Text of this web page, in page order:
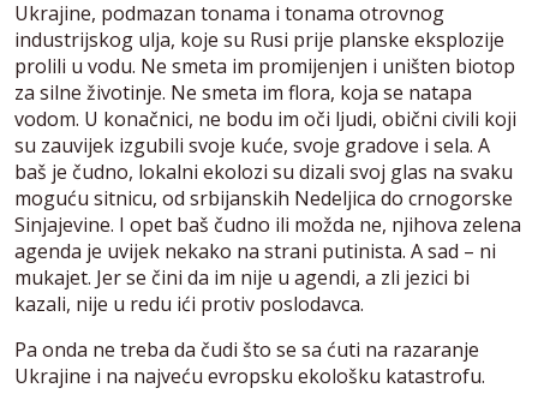
Ukrajine, podmazan tonama i tonama otrovnog
industrijskog ulja, koje su Rusi prije planske eksplozije
prolili u vodu. Ne smeta im promijenjen i uništen biotop
za silne životinje. Ne smeta im flora, koja se natapa
vodom. U konačnici, ne bodu im oči ljudi, obični civili koji
su zauvijek izgubili svoje kuće, svoje gradove i sela. A
baš je čudno, lokalni ekolozi su dizali svoj glas na svaku
moguću sitnicu, od srbijanskih Nedeljica do crnogorske
Sinjajevine. I opet baš čudno ili možda ne, njihova zelena
agenda je uvijek nekako na strani putinista. A sad – ni
mukajet. Jer se čini da im nije u agendi, a zli jezici bi
kazali, nije u redu ići protiv poslodavca.
Pa onda ne treba da čudi što se sa ćuti na razaranje
Ukrajine i na najveću evropsku ekološku katastrofu.